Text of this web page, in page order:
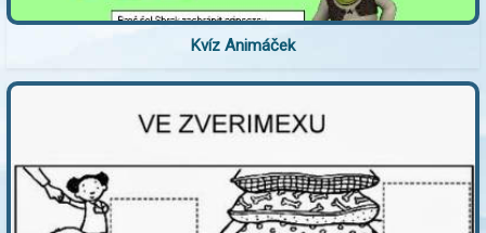
Kvíz Animáček